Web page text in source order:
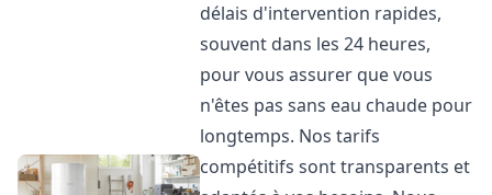
délais d'intervention rapides,
souvent dans les 24 heures,
pour vous assurer que vous
n'êtes pas sans eau chaude pour
longtemps. Nos tarifs
compétitifs sont transparents et